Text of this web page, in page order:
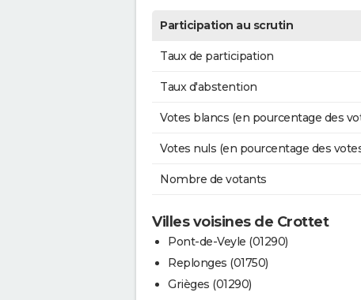
Participation au scrutin
Taux de participation
Taux d'abstention
Votes blancs (en pourcentage des
Votes nuls (en pourcentage des
Nombre de votants
Villes voisines de Crottet
Pont-de-Veyle (01290)
Replonges (01750)
Grièges (01290)